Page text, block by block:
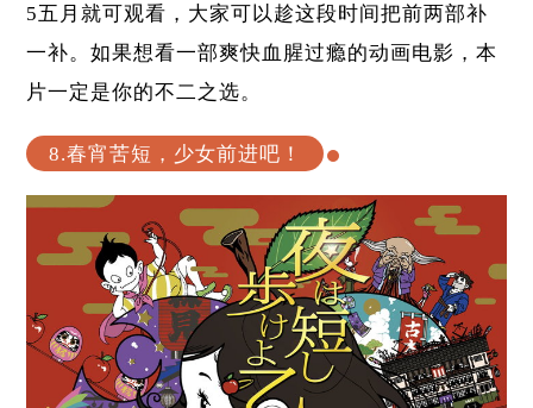
5五月就可观看，大家可以趁这段时间把前两部补
一补。如果想看一部爽快血腥过瘾的动画电影，本
片一定是你的不二之选。
8.春宵苦短，少女前进吧！